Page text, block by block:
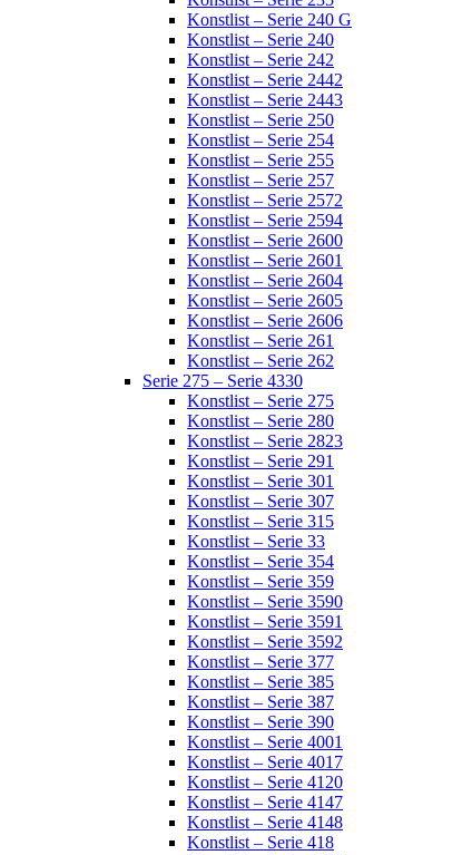
Konstlist – Serie 240 G
Konstlist – Serie 240
Konstlist – Serie 242
Konstlist – Serie 2442
Konstlist – Serie 2443
Konstlist – Serie 250
Konstlist – Serie 254
Konstlist – Serie 255
Konstlist – Serie 257
Konstlist – Serie 2572
Konstlist – Serie 2594
Konstlist – Serie 2600
Konstlist – Serie 2601
Konstlist – Serie 2604
Konstlist – Serie 2605
Konstlist – Serie 2606
Konstlist – Serie 261
Konstlist – Serie 262
Serie 275 – Serie 4330
Konstlist – Serie 275
Konstlist – Serie 280
Konstlist – Serie 2823
Konstlist – Serie 291
Konstlist – Serie 301
Konstlist – Serie 307
Konstlist – Serie 315
Konstlist – Serie 33
Konstlist – Serie 354
Konstlist – Serie 359
Konstlist – Serie 3590
Konstlist – Serie 3591
Konstlist – Serie 3592
Konstlist – Serie 377
Konstlist – Serie 385
Konstlist – Serie 387
Konstlist – Serie 390
Konstlist – Serie 4001
Konstlist – Serie 4017
Konstlist – Serie 4120
Konstlist – Serie 4147
Konstlist – Serie 4148
Konstlist – Serie 418